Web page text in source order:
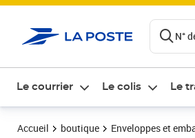
N°
Le courrier Le colis Le
Accueil boutique Enveloppes et